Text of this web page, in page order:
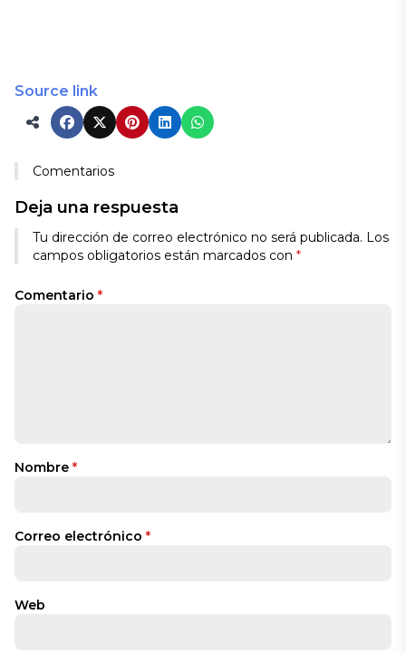
Source link
Comentarios
Deja una respuesta
Tu dirección de correo electrónico no será publicada. Los
campos obligatorios están marcados con *
Comentario *
Nombre *
Correo electrónico *
Web